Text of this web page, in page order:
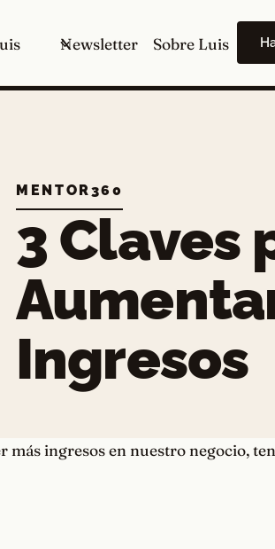
Newsletter Sobre Luis
MENTOR360
3 Claves
Ingresos
más ingresos en nuestro negocio,